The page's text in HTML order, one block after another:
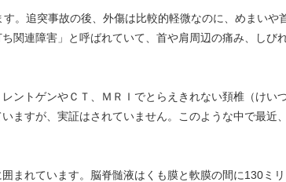
。追突事故の後、外傷は比較的軽微なのに、めまいや
関連障害」と呼ばれていて、首や肩周辺の痛み、しび
ントゲンやＣＴ、ＭＲＩでとらえきれない頚椎（けい
ますが、実証はされていません。このような中で最近
まれています。脳脊髄液はくも膜と軟膜の間に130ミ